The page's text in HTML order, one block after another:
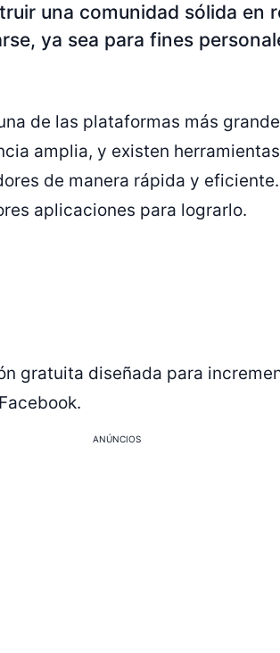
una comunidad sólida en
ya sea para fines
de las plataformas más
amplia, y existen
de manera rápida y
aplicaciones para lograrlo.
gratuita diseñada para
ANÚNCIOS